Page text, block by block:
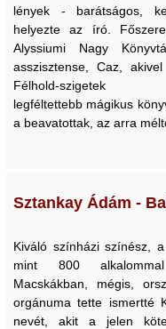
lények - barátságos,
helyezte az író.
Alyssiumi Nagy
asszisztense, Caz,
Félhold-szigetek
legféltettebb mágikus
a beavatottak, az arra
Sztankay Ádám -
Kiváló színházi színész,
mint 800
Macskákban, mégis,
orgánuma tette ismertté
nevét, akit a jelen